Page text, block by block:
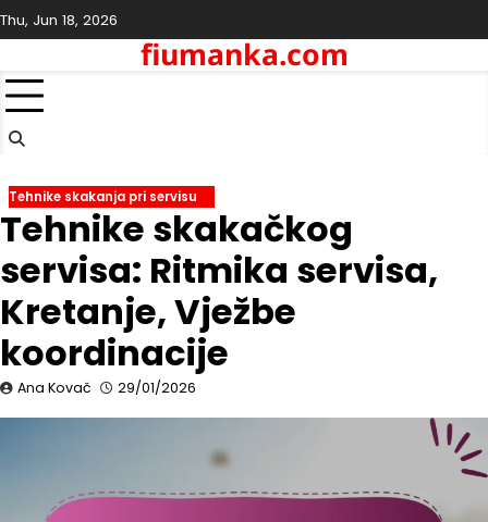
Skip
to
Thu, Jun 18, 2026
fiumanka.com
Tehnike skakanja pri servisu
Tehnike skakačkog
servisa: Ritmika servisa,
Kretanje, Vježbe
koordinacije
Ana Kovač 29/01/2026